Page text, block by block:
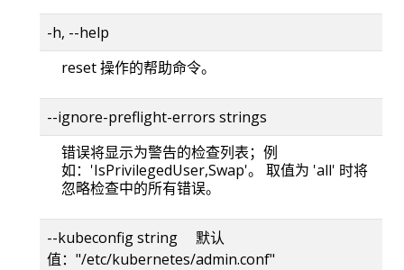
-h, --help
reset 操作的帮助命令。
--ignore-preflight-errors strings
错误将显示为警告的检查列表；例
如：'IsPrivilegedUser,Swap'。 取值为 'all' 时将
忽略检查中的所有错误。
--kubeconfig string 默认
值："/etc/kubernetes/admin.conf"